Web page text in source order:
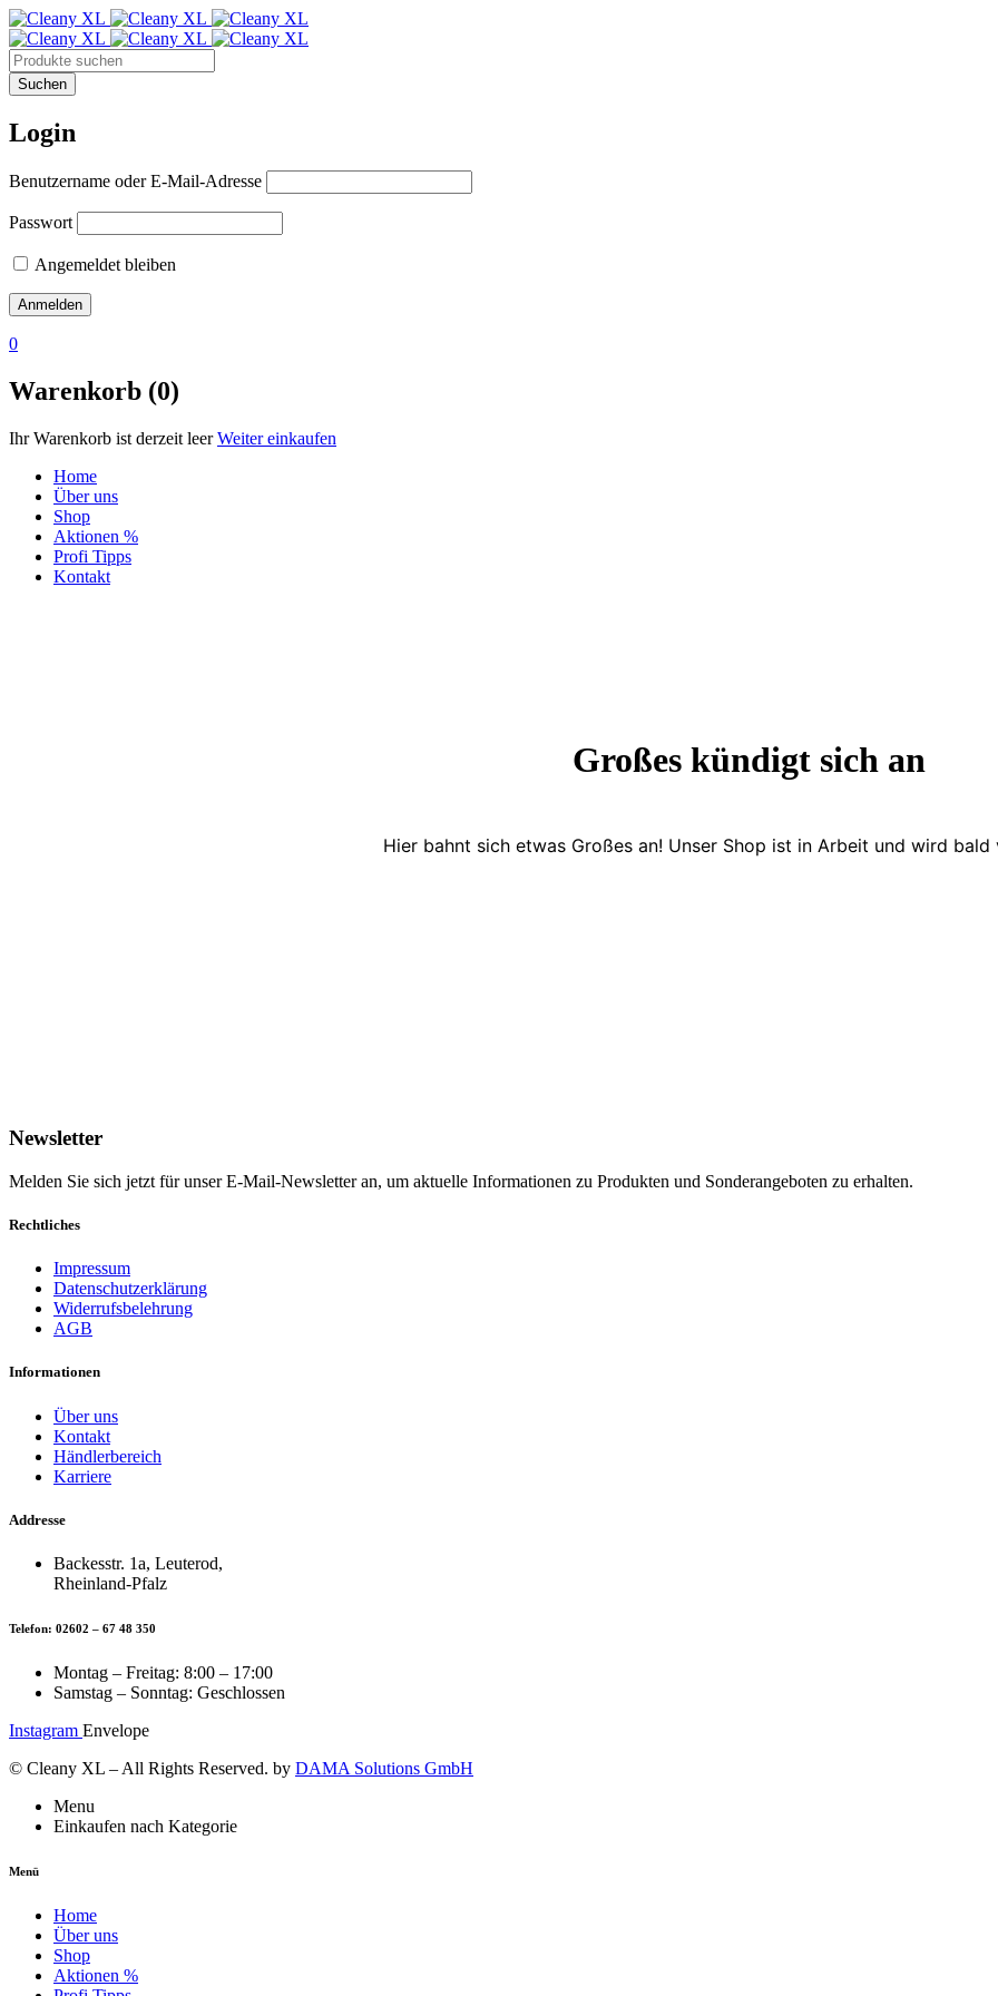
Login
Benutzername oder E-Mail-Adresse
Passwort
Angemeldet bleiben
0
Warenkorb (0)
Ihr Warenkorb ist derzeit leer Weiter einkaufen
Home
Über uns
Shop
Aktionen %
Profi Tipps
Kontakt
Großes kündigt sich an
Hier bahnt sich etwas Großes an! Unser Shop ist in Arbeit und wird
Newsletter
Melden Sie sich jetzt für unser E-Mail-Newsletter an, um aktuelle Informationen zu Produkten und Sonderangeboten zu erhalten.
Rechtliches
Impressum
Datenschutzerklärung
Widerrufsbelehrung
AGB
Informationen
Über uns
Kontakt
Händlerbereich
Karriere
Addresse
Backesstr. 1a, Leuterod,
Rheinland-Pfalz
Telefon: 02602 – 67 48 350
Montag – Freitag: 8:00 – 17:00
Samstag – Sonntag: Geschlossen
Instagram Envelope
© Cleany XL – All Rights Reserved. by DAMA Solutions GmbH
Menu
Einkaufen nach Kategorie
Menü
Home
Über uns
Shop
Aktionen %